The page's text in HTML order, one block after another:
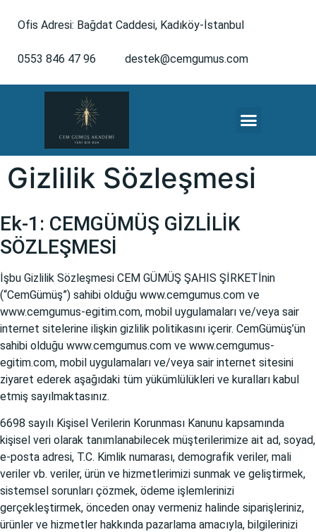
Ofis Adresi: Bağdat Caddesi, Kadıköy-İstanbul
0553 846 47 96 destek@cemgumus.com
Gizlilik Sözleşmesi
Ek-1: CEMGÜMÜŞ GİZLİLİK
SÖZLEŞMESİ
İşbu Gizlilik Sözleşmesi CEM GÜMÜŞ ŞAHIS ŞİRKETİnin
(“CemGümüş”) sahibi olduğu www.cemgumus.com ve
www.cemgumus-egitim.com, mobil uygulamaları ve/veya sair
internet sitelerine ilişkin gizlilik politikasını içerir. CemGümüş’ün
sahibi olduğu www.cemgumus.com ve www.cemgumus-
egitim.com, mobil uygulamaları ve/veya sair internet sitesini
ziyaret ederek aşağıdaki tüm yükümlülükleri ve kuralları kabul
etmiş sayılmaktasınız.
6698 sayılı Kişisel Verilerin Korunması Kanunu kapsamında
kişisel veri olarak tanımlanabilecek müşterilerimize ait ad, soyad,
e-posta adresi, T.C. Kimlik numarası, demografik veriler, mali
veriler vb. veriler, ürün ve hizmetlerimizi sunmak ve geliştirmek,
sistemsel sorunları çözmek, ödeme işlemlerinizi
gerçekleştirmek, önceden onay vermeniz halinde siparişleriniz,
ürünler ve hizmetler hakkında pazarlama amacıyla, bilgilerinizi